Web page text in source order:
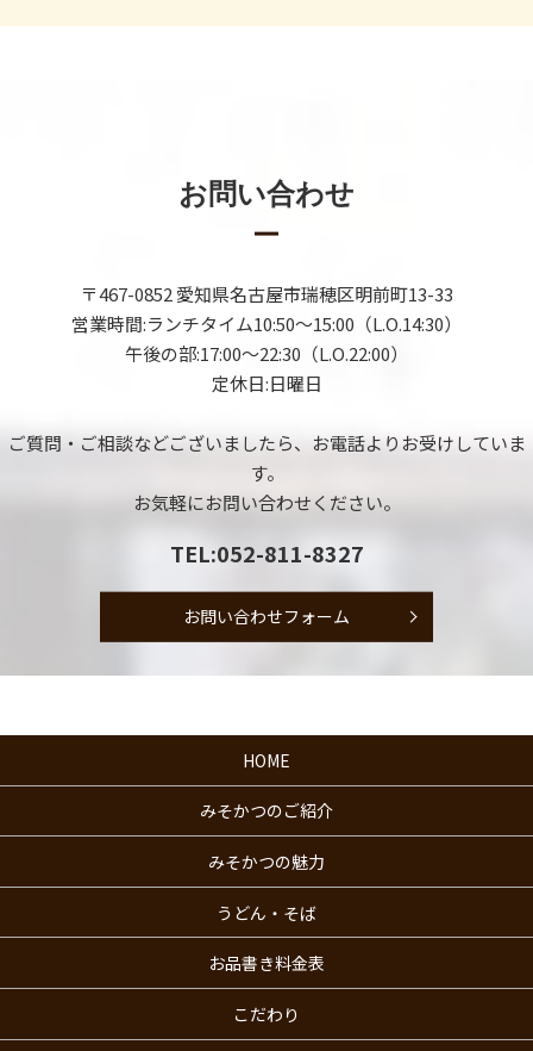
夏季休暇のお知らせ
お問い合わせ
〒467-0852 愛知県名古屋市瑞穂区明前町13-33
営業時間:ランチタイム10:50～15:00（L.O.14:30）
午後の部:17:00～22:30（L.O.22:00）
定休日:日曜日
ご質問・ご相談などございましたら、お電話よりお受けしていま
す。
お気軽にお問い合わせください。
TEL:052-811-8327
お問い合わせフォーム
HOME
みそかつのご紹介
みそかつの魅力
うどん・そば
お品書き料金表
こだわり